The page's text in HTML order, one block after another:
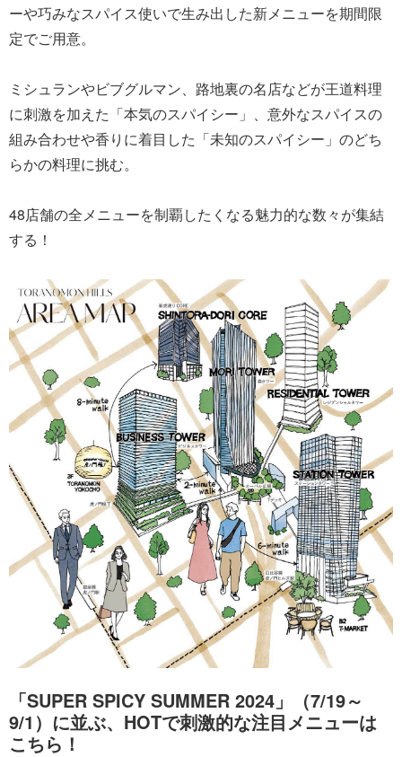
ーや巧みなスパイス使いで生み出した新メニューを期間限
定でご用意。
ミシュランやビブグルマン、路地裏の名店などが王道料理
に刺激を加えた「本気のスパイシー」、意外なスパイスの
組み合わせや香りに着目した「未知のスパイシー」のどち
らかの料理に挑む。
48店舗の全メニューを制覇したくなる魅力的な数々が集結
する！
「SUPER SPICY SUMMER 2024」（7/19～
9/1）に並ぶ、HOTで刺激的な注目メニューは
こちら！